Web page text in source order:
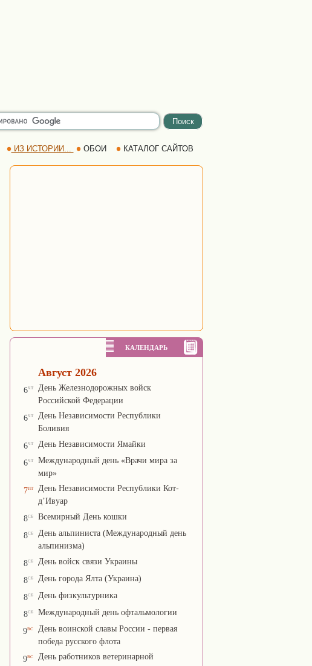
ИЗ ИСТОРИИ... ОБОИ КАТАЛОГ САЙТОВ
КАЛЕНДАРЬ
Август 2026
6чт
День Железнодорожных войск
Российской Федерации
6чт
День Независимости Республики
Боливия
6чт День Независимости Ямайки
6чт
Международный день «Врачи мира за
мир»
7пт
День Независимости Республики Кот-
д’Ивуар
8сб Всемирный День кошки
8сб
День альпиниста (Международный день
альпинизма)
8сб День войск связи Украины
8сб День города Ялта (Украина)
8сб День физкультурника
8сб Международный день офтальмологии
9вс
День воинской славы России - первая
победа русского флота
9вс
День работников ветеринарной